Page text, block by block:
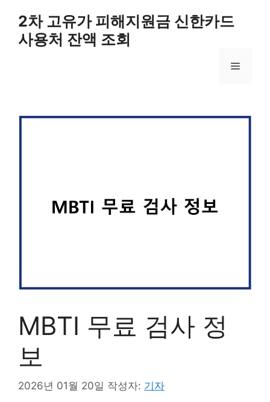
2차 고유가 피해지원금 신한카드
사용처 잔액 조회
메
MBTI 무료 검사 정
보
2026년 01월 20일 작성자: 기자